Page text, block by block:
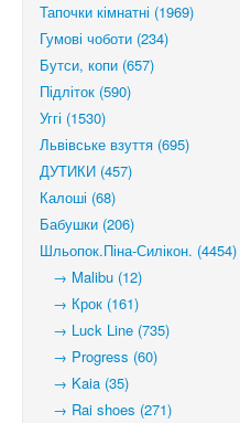
Тапочки кімнатні (1969)
Гумові чоботи (234)
Бутси, копи (657)
Підліток (590)
Уггі (1530)
Львівське взуття (695)
ДУТИКИ (457)
Калоші (68)
Бабушки (206)
Шльопок.Піна-Силікон. (4454)
→ Malibu (12)
→ Крок (161)
→ Luck Line (735)
→ Progress (60)
→ Kaia (35)
→ Rai shoes (271)